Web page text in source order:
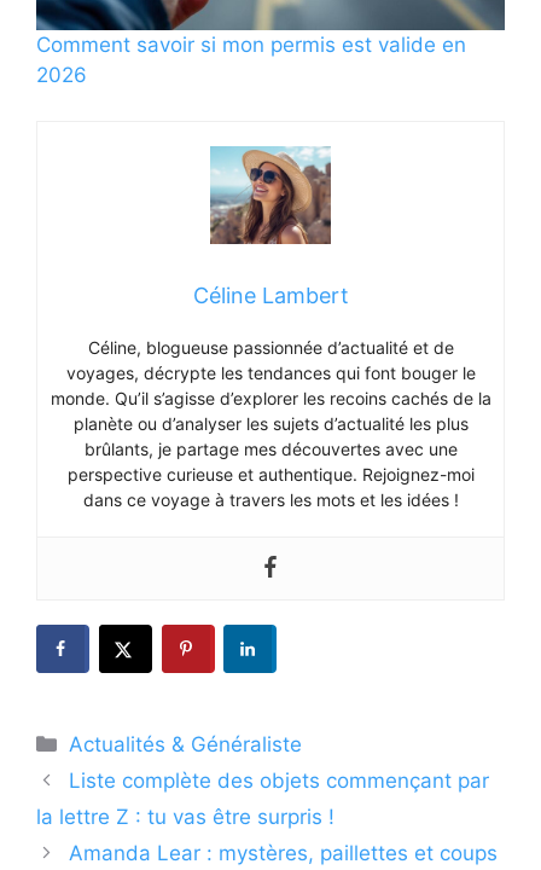
Comment savoir si mon permis est valide en
2026
Céline Lambert
Céline, blogueuse passionnée d’actualité et de
voyages, décrypte les tendances qui font bouger le
monde. Qu’il s’agisse d’explorer les recoins cachés de la
planète ou d’analyser les sujets d’actualité les plus
brûlants, je partage mes découvertes avec une
perspective curieuse et authentique. Rejoignez-moi
dans ce voyage à travers les mots et les idées !
Catégories
Actualités & Généraliste
Liste complète des objets commençant par
la lettre Z : tu vas être surpris !
Amanda Lear : mystères, paillettes et coups